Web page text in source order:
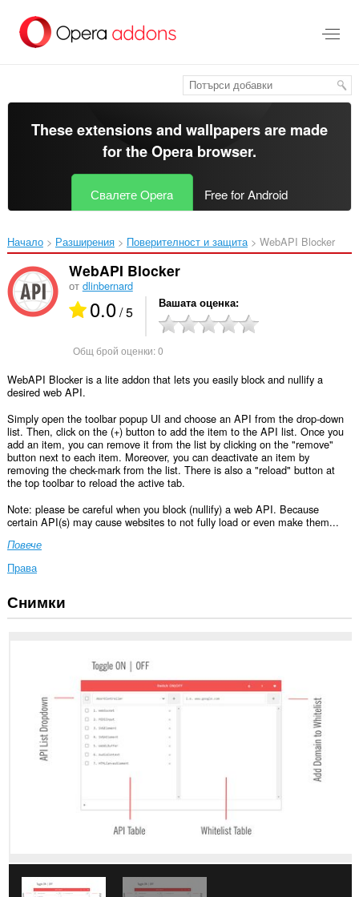
главното
съдържание
These extensions and wallpapers are made
for theOpera browser.
Свалете Opera Free for Android
Начало Разширения Поверителност и защита WebAPI Blocker‎
WebAPI Blocker
от dlinbernard
0.0/ 5 Вашата оценка
Общ брой оценки:0
WebAPI Blocker is a lite addon that lets you easily block and nullify a
desired web API.
Simply open the toolbar popup UI and choose an API from the drop-down
list. Then, click on the (+) button to add the item to the API list. Once you
add an item, you can remove it from the list by clicking on the "remove"
button next to each item. Moreover, you can deactivate an item by
removing the check-mark from the list. There is also a "reload" button at
the top toolbar to reload the active tab.
Note: please be careful when you block (nullify) a web API. Because
certain API(s) may cause websites to not fully load or even make them...
Повече
Права
Това
разширение
сайтове.
дейността
Снимки